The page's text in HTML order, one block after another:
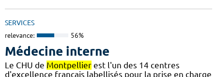
SERVICES
relevance: 56%
Médecine interne
Le CHU de Montpellier est l'un des 14 centres
d'excellence français labellisés pour la prise en charge